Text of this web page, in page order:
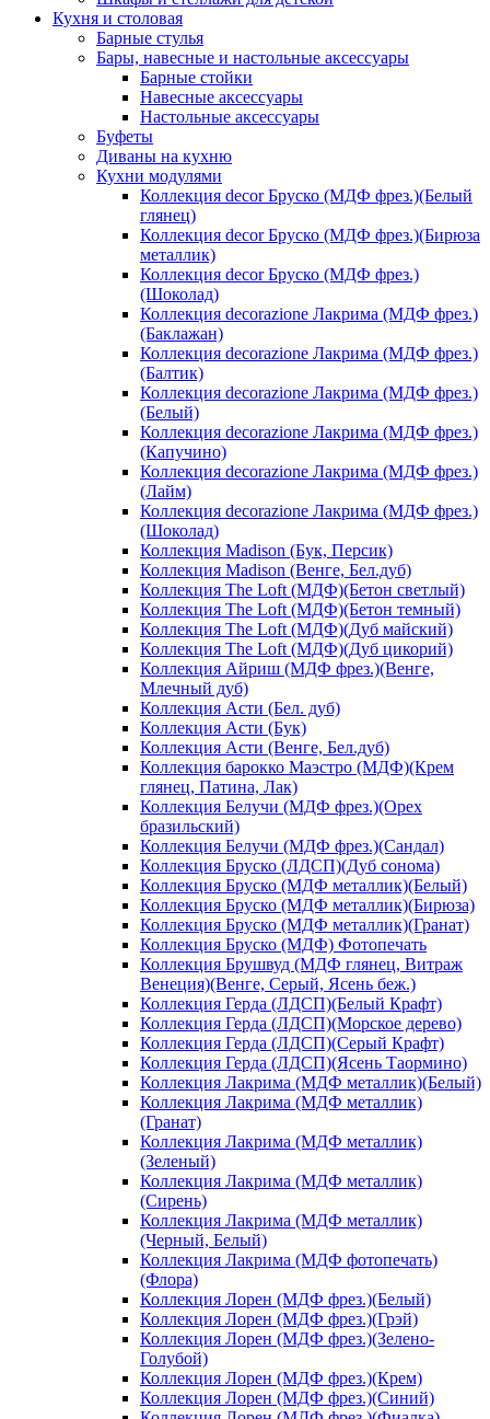
Кухня и столовая
Барные стулья
Бары, навесные и настольные аксессуары
Барные стойки
Навесные аксессуары
Настольные аксессуары
Буфеты
Диваны на кухню
Кухни модулями
Коллекция decor Бруско (МДФ фрез.)(Белый
глянец)
Коллекция decor Бруско (МДФ фрез.)(Бирюза
металлик)
Коллекция decor Бруско (МДФ фрез.)
(Шоколад)
Коллекция decorazione Лакрима (МДФ фрез.)
(Баклажан)
Коллекция decorazione Лакрима (МДФ фрез.)
(Балтик)
Коллекция decorazione Лакрима (МДФ фрез.)
(Белый)
Коллекция decorazione Лакрима (МДФ фрез.)
(Капучино)
Коллекция decorazione Лакрима (МДФ фрез.)
(Лайм)
Коллекция decorazione Лакрима (МДФ фрез.)
(Шоколад)
Коллекция Madison (Бук, Персик)
Коллекция Madison (Венге, Бел.дуб)
Коллекция The Loft (МДФ)(Бетон светлый)
Коллекция The Loft (МДФ)(Бетон темный)
Коллекция The Loft (МДФ)(Дуб майский)
Коллекция The Loft (МДФ)(Дуб цикорий)
Коллекция Айриш (МДФ фрез.)(Венге,
Млечный дуб)
Коллекция Асти (Бел. дуб)
Коллекция Асти (Бук)
Коллекция Асти (Венге, Бел.дуб)
Коллекция барокко Маэстро (МДФ)(Крем
глянец, Патина, Лак)
Коллекция Белучи (МДФ фрез.)(Орех
бразильский)
Коллекция Белучи (МДФ фрез.)(Сандал)
Коллекция Бруско (ЛДСП)(Дуб сонома)
Коллекция Бруско (МДФ металлик)(Белый)
Коллекция Бруско (МДФ металлик)(Бирюза)
Коллекция Бруско (МДФ металлик)(Гранат)
Коллекция Бруско (МДФ) Фотопечать
Коллекция Брушвуд (МДФ глянец, Витраж
Венеция)(Венге, Серый, Ясень беж.)
Коллекция Герда (ЛДСП)(Белый Крафт)
Коллекция Герда (ЛДСП)(Морское дерево)
Коллекция Герда (ЛДСП)(Серый Крафт)
Коллекция Герда (ЛДСП)(Ясень Таормино)
Коллекция Лакрима (МДФ металлик)(Белый)
Коллекция Лакрима (МДФ металлик)
(Гранат)
Коллекция Лакрима (МДФ металлик)
(Зеленый)
Коллекция Лакрима (МДФ металлик)
(Сирень)
Коллекция Лакрима (МДФ металлик)
(Черный, Белый)
Коллекция Лакрима (МДФ фотопечать)
(Флора)
Коллекция Лорен (МДФ фрез.)(Белый)
Коллекция Лорен (МДФ фрез.)(Грэй)
Коллекция Лорен (МДФ фрез.)(Зелено-
Голубой)
Коллекция Лорен (МДФ фрез.)(Крем)
Коллекция Лорен (МДФ фрез.)(Синий)